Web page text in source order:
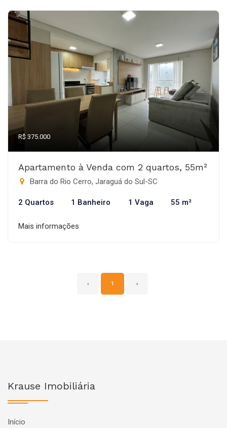
R$ 375.000
Apartamento à Venda com 2 quartos, 55m²
Barra do Rio Cerro, Jaraguá do Sul-SC
2 Quartos 1 Banheiro 1 Vaga 55 m²
Mais informações
‹ 1 ›
Krause Imobiliária
Início